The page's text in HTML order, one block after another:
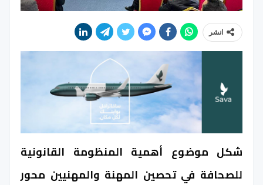
انشر
شكل موضوع أهمية المنظومة القانونية
للصحافة في تحصين المهنة والمهنيين محور